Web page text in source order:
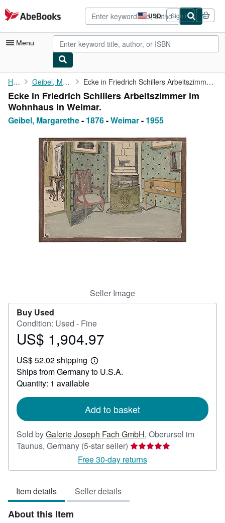
Skip to main content
AbeBooks.com USD
Site
shopping
preferences
Sign in
Menu
My Account
My Purchases
Advanced Search
Rare Books
Art & Collectibles
Textbooks
Start Selling
Home Geibel, Margarethe Ecke in Friedrich Schillers Arbeitszimmer im Wohnhaus in Weimar.
Ecke in Friedrich Schillers Arbeitszimmer im
Wohnhaus in Weimar.
Geibel, Margarethe- 1876-Weimar- 1955
Seller Image
Buy Used
Condition: Used - Fine
Price
1,904.97
US$ 1,904.97
US$ 52.02 shipping
Learn
more
Ships from Germany to U.S.A.
Quantity: 1 available
Add to basket
Sold byGalerie Joseph Fach GmbH, Oberursel im
Taunus, Germany (5-star seller) Seller
rating
5
Free 30-day returns
Item details Seller details
About this Item